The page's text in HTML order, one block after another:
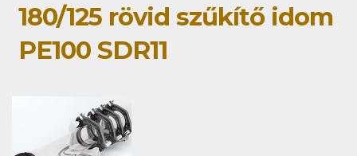
180/125 rövid szűkítő idom
PE100 SDR11